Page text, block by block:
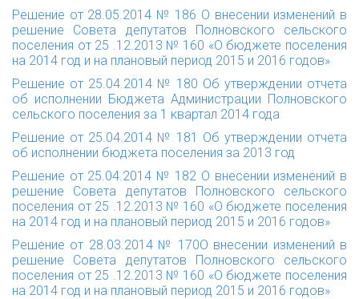
Решение от 28.05.2014 № 186 О внесении изменений в
решение Совета депутатов Полновского сельского
поселения от 25 .12.2013 № 160 «О бюджете поселения
на 2014 год и на плановый период 2015 и 2016 годов»
Решение от 25.04.2014 № 180 Об утверждении отчета
об исполнении Бюджета Администрации Полновского
сельского поселения за 1 квартал 2014 года
Решение от 25.04.2014 № 181 Об утверждении отчета
об исполнении бюджета поселения за 2013 год
Решение от 25.04.2014 № 182 О внесении изменений в
решение Совета депутатов Полновского сельского
поселения от 25 .12.2013 № 160 «О бюджете поселения
на 2014 год и на плановый период 2015 и 2016 годов»
Решение от 28.03.2014 № 170О внесении изменений в
решение Совета депутатов Полновского сельского
поселения от 25 .12.2013 № 160 «О бюджете поселения
на 2014 год и на плановый период 2015 и 2016 годов»